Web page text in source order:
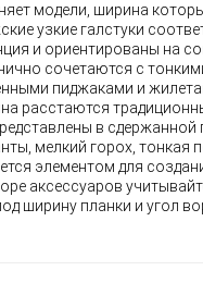
модели, ширина
узкие галстуки
и ориентированы на
сочетаются с
пиджаками и
расстаются
в сдержанной
мелкий горох, тонкая
элементом для
аксессуаров
ширину планки и угол